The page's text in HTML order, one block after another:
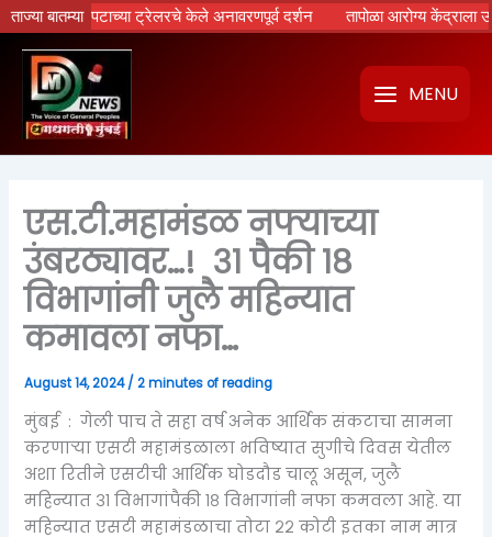
ताज्या बातम्या
चित्रपटाच्या ट्रेलरचे केले अनावरणपूर्व दर्शन तापोळा आरोग्य केंद्राला
Skip
to
content
MENU
एस.टी.महामंडळ नफ्याच्या
उंबरठ्यावर…! ३१ पैकी १८
विभागांनी जुलै महिन्यात
कमावला नफा…
August 14, 2024/2 minutes of reading
मुंबई : गेली पाच ते सहा वर्ष अनेक आर्थिक संकटाचा सामना
करणाऱ्या एसटी महामंडळाला भविष्यात सुगीचे दिवस येतील
अशा रितीने एसटीची आर्थिक घोडदौड चालू असून, जुलै
महिन्यात ३१ विभागांपैकी १८ विभागांनी नफा कमवला आहे. या
महिन्यात एसटी महामंडळाचा तोटा २२ कोटी इतका नाम मात्र